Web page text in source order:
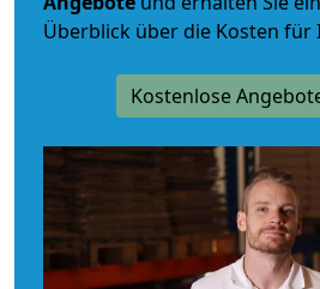
Überblick über die Kosten für
Kostenlose